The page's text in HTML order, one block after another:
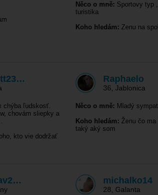
Něco o mně: Sportovy typ
turistika
Koho hledám: Zenu na
chýba ľudskosť.
chovám sliepky a
kto vie dodržať
Raphaelo
36 Jablonica
Něco o mně: Mladý
Koho hledám: Ženu čo
taký aký som
michalko14
28 Galanta